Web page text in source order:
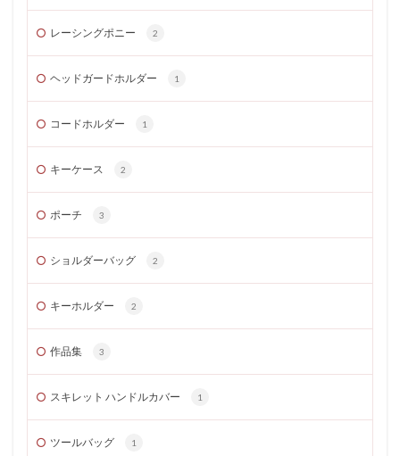
レーシングポニー 2
ヘッドガードホルダー 1
コードホルダー 1
キーケース 2
ポーチ 3
ショルダーバッグ 2
キーホルダー 2
作品集 3
スキレット ハンドルカバー 1
ツールバッグ 1